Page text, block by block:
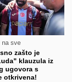
na sve
zašto je
klauzula iz
ugovora s
otkrivena!